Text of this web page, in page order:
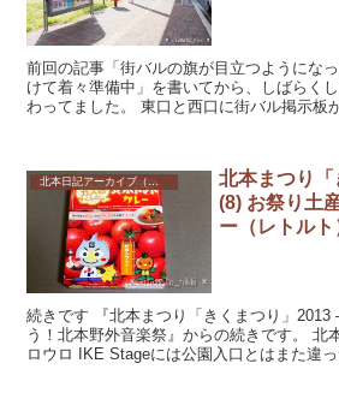
前回の記事「街バルの旗が目立つようにな
けて着々準備中」を書いてから、しばらく
わってました。 東口と西口に街バル掲示板
北本日記アーカイブ（記録保存）
北本まつり
(8) お祭り土
ー（レトル
続きです 『北本まつり「きくまつり」2013
う！北本野外音楽祭』からの続きです。 北
ロウロ IKE Stageには公園入口とはまた違